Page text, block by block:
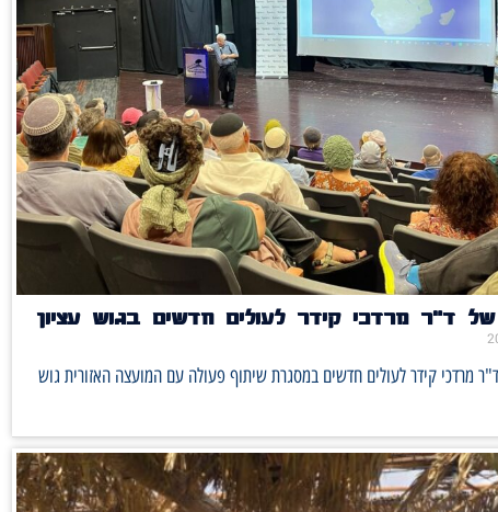
ד"ר מרדכי קידר לעולים חדשים בגוש עציון
מרדכי קידר לעולים חדשים במסגרת שיתוף פעולה עם המועצה האזורית גוש